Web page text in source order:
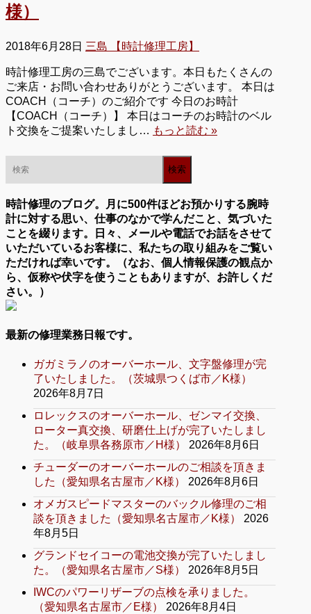
様）
2018年6月28日 三島 【時計修理工房】
時計修理工房の三島でございます。本日もたくさんの
ご来店・お問い合わせありがとうございます。 本日は
COACH（コーチ）のご紹介です 今日のお時計
【COACH（コーチ）】 本日はコーチのお時計のベル
ト交換をご提案いたしまし… もっと読む »
時計修理のブログ。月に500件ほどお預かりする腕時
計に対する思い、仕事のなかで学んだこと、気づいた
ことを綴ります。日々、メールや電話でお話をさせて
いただいているお客様に、私たちの取り組みをご覧い
ただければ幸いです。（なお、個人情報保護の観点か
ら、仮称や伏字を使うこともありますが、お許しくだ
さい。）
最新の修理業務日報です。
ガガミラノのオーバーホール、文字盤修理が完
了いたしました。（茨城県つくば市／K様）
2026年8月7日
ロレックスのオーバーホール、ゼンマイ交換、
ローター真交換、研磨仕上げが完了いたしまし
た。（岐阜県各務原市／H様）
2026年8月6日
チューダーのオーバーホールのご相談を頂きま
した（愛知県名古屋市／K様）
2026年8月6日
オメガスピードマスターのバックル修理のご相
談を頂きました（愛知県名古屋市／K様）
2026
年8月5日
グランドセイコーの電池交換が完了いたしまし
た。（愛知県名古屋市／S様）
2026年8月5日
IWCのパワーリザーブの点検を承りました。
（愛知県名古屋市／E様）
2026年8月4日